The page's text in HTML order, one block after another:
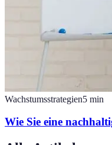
Wachstumsstrategien5 min
Wie Sie eine